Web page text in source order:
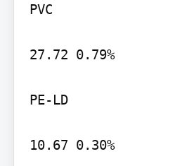
PVC
27.72 0.79%
PE-LD
10.67 0.30%